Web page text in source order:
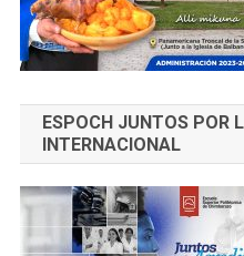
ESPOCH JUNTOS POR
INTERNACIONAL